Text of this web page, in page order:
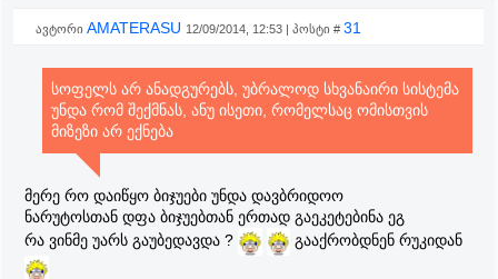
ავტორი AMATERASU 12/09/2014, 12:53 | პოსტი # 31
სოფელს არ ანადგურებს, უბრალოდ სხვანაირი სისტემა
უნდა რომ შექმნას, ანუ ისეთი, რომელსაც ომისთვის
მიზეზი არ ექნება
მერე რო დაიწყო ბიჯუები უნდა დავბრიდოო
ნარუტოსთან დფა ბიჯუებთან ერთად გაეკეტებინა ეგ
რა ვინმე უარს გაუბედავდა ?
გააქრობდნენ რუკიდან